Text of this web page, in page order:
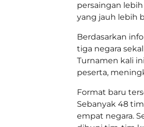
persaingan
yang jauh lebih
Berdasarkan
tiga negara
Turnamen kali
peserta,
Format baru
Sebanyak 48
empat negara.